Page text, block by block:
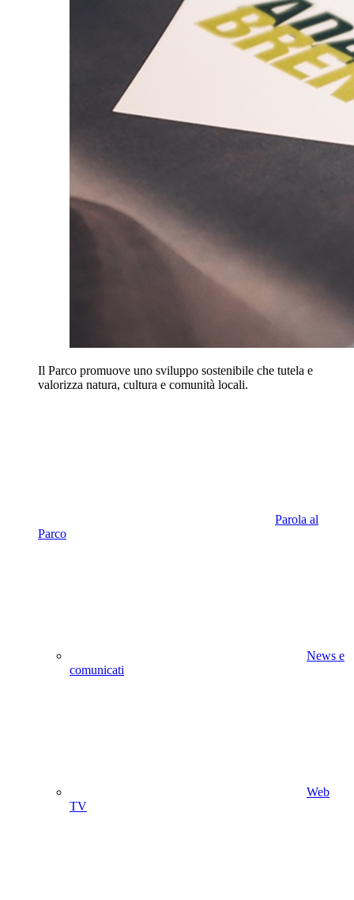
Il Parco promuove uno sviluppo sostenibile che tutela e
valorizza natura, cultura e comunità locali.
Parola al
Parco
News e
comunicati
Web
TV